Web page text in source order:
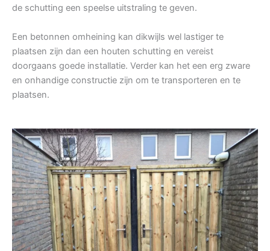
de schutting een speelse uitstraling te geven.
Een betonnen omheining kan dikwijls wel lastiger te
plaatsen zijn dan een houten schutting en vereist
doorgaans goede installatie. Verder kan het een erg zware
en onhandige constructie zijn om te transporteren en te
plaatsen.